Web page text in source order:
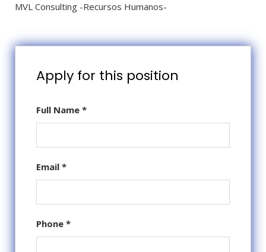
MVL Consulting -Recursos Humanos-
Apply for this position
Full Name *
Email *
Phone *